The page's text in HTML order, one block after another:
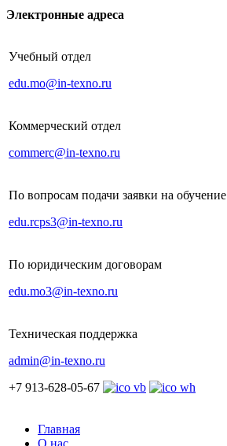
Электронные адреса
Учебный отдел
edu.mo@in-texno.ru
Коммерческий отдел
commerc@in-texno.ru
По вопросам подачи заявки на обучение
edu.rcps3@in-texno.ru
По юридическим договорам
edu.mo3@in-texno.ru
Техническая поддержка
admin@in-texno.ru
+7 913-628-05-67
Главная
О нас